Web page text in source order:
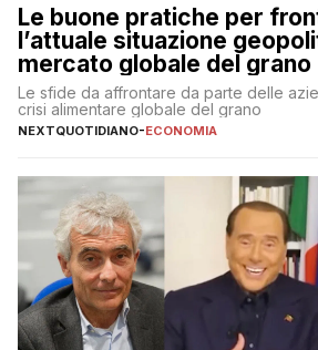
Le buone pratiche per
l’attuale situazione
mercato globale del grano
Le sfide da affrontare da parte delle
crisi alimentare globale del grano
NEXTQUOTIDIANO-ECONOMIA